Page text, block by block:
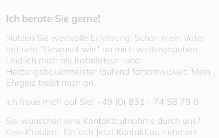
Ich berate Sie gerne!
Nutzen Sie wertvolle Erfahrung. Schon mein Vater
hat sein "Gewusst wie" an mich weitergegeben.
Und ich mich als Installateur -und
Heizungsbauermeister laufend fortentwickelt. Mein
Ehrgeiz treibt mich an.
Ich freue mich auf Sie! +49 (0) 831 - 74 58 79 0
Sie wünschen eine Kontaktaufnahme durch uns?
Kein Problem. Einfach Jetzt Kontakt aufnehmen!